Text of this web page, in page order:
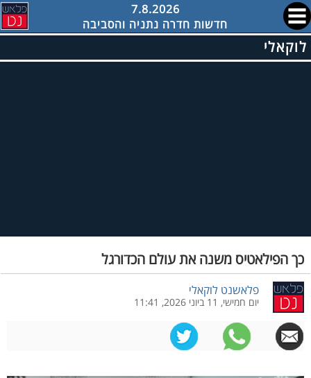
7.8.2026
חדשות חדרה נתניה והסביבה
לוקאלי
כך הפילאטיס משנה את עולם הכדורגל
פלאשנט לוקאלי
יום חמישי, 11 ביוני 2026, 11:41